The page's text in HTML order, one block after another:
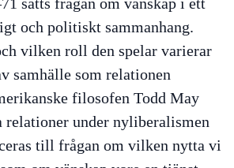
och politiskt sammanhang.
vilken roll den spelar varierar
samhälle som relationen
filosofen Todd May
relationer under nyliberalismen
till frågan om vilken nytta vi